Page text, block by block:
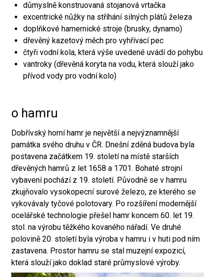
důmyslně konstruovaná stojanová vrtačka
excentrické nůžky na stříhání silných plátů železa
doplňkové hamernické stroje (brusky, dynamo)
dřevěný kazetový měch pro vyhřívací pec
čtyři vodní kola, která výše uvedené uvádí do pohybu
vantroky (dřevěná koryta na vodu, která slouží jako
přívod vody pro vodní kolo)
o hamru
Dobřívský horní hamr je největší a nejvýznamnější
památka svého druhu v ČR. Dnešní zděná budova byla
postavena začátkem 19. století na místě starších
dřevěných hamrů z let 1658 a 1701. Bohaté strojní
vybavení pochází z 19. století. Původně se v hamru
zkujňovalo vysokopecní surové železo, ze kterého se
vykovávaly tyčové polotovary. Po rozšíření modernější
ocelářské technologie přešel hamr koncem 60. let 19.
stol. na výrobu těžkého kovaného nářadí. Ve druhé
polovině 20. století byla výroba v hamru i v huti pod ním
zastavena. Prostor hamru se stal muzejní expozicí,
která slouží jako doklad staré průmyslové výroby.